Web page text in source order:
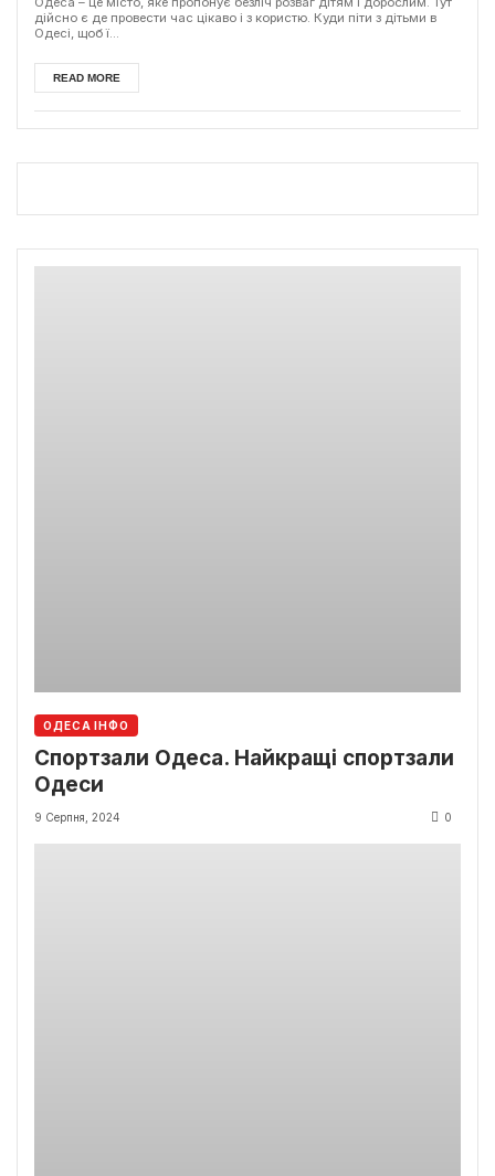
дійсно є де провести час цікаво і з користю. Куди піти з дітьми в
Одесі, щоб ї...
READ MORE
ОДЕСА ІНФО
Спортзали Одеса. Найкращі спортзали
Одеси
9 Серпня, 2024 0